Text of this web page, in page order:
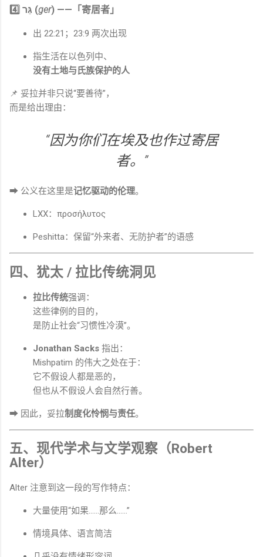
4️⃣ גֵּר (ger) ——「寄居者」
出 22:21；23:9 两次出现
指生活在以色列中、
没有土地与氏族保护的人
📌 妥拉并非只说“要善待”，
而是给出理由：
“因为你们在埃及也作过寄居
者。”
➡ 公义在这里是记忆驱动的伦理。
LXX：προσήλυτος
Peshitta：保留“外来者、无防护者”的语感
四、犹太 / 拉比传统洞见
拉比传统强调：
这些律例的目的，
是防止社会“习惯性冷漠”。
Jonathan Sacks 指出：
Mishpatim 的伟大之处在于：
它不假设人都是恶的，
但也从不假设人会自然行善。
➡ 因此，妥拉制度化怜悯与责任。
五、现代学术与文学观察（Robert
Alter）
Alter 注意到这一段的写作特点：
大量使用“如果……那么……”
情境具体、语言简洁